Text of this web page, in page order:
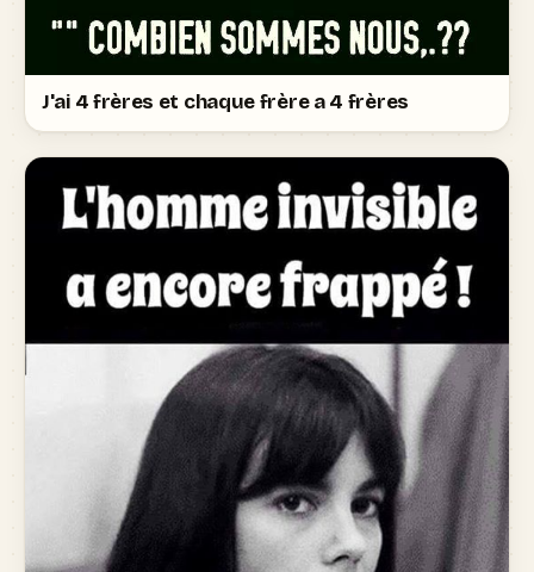
J'ai 4 frères et chaque frère a 4 frères